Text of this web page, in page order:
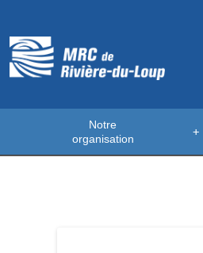
+
Notre
organisation